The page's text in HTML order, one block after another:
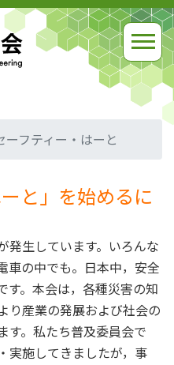
ーフティー・はーと
と」を始めるに
発生しています。いろんな
車の中でも。日本中，安全
す。本会は，各種災害の知
り産業の発展および社会の
す。私たち普及委員会で
実施してきましたが，事